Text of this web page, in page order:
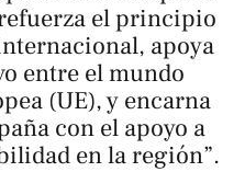
el principio
apoya
entre el mundo
(UE), y encarna
con el apoyo a
en la región”.